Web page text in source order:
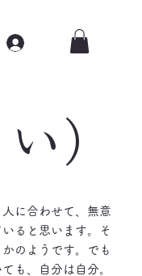
）
に合わせて、無意
ると思います。そ
のようです。でも
も、自分は自分。